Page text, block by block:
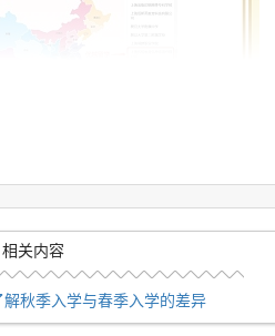
跟踪服务上都有着非常强大的实
相关内容
秋季入学与春季入学的差异